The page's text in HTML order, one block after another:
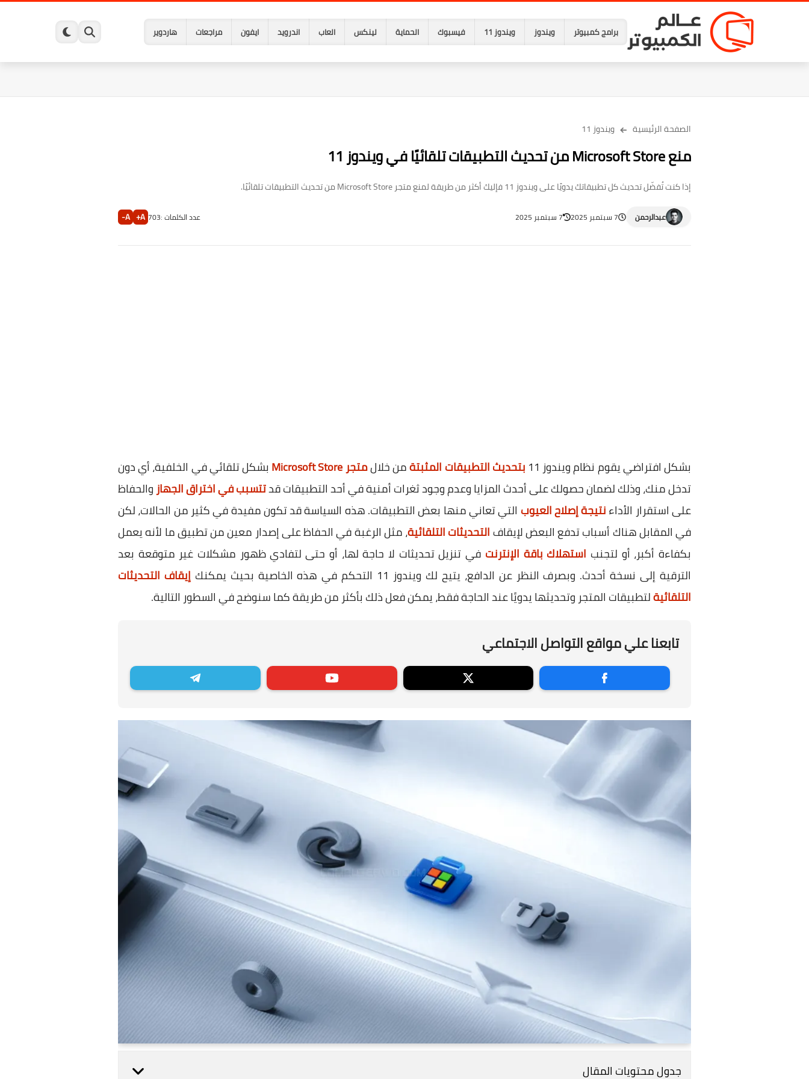
برامج كمبيوتر ويندوز ويندوز 11 فيسبوك الحماية لينكس العاب اندرويد ايفون مراجعات هاردوير
الصفحة الرئيسية ويندوز 11
منع Microsoft Store من تحديث التطبيقات تلقائيًا في ويندوز 11
إذا كنت تُفضّل تحديث كل تطبيقاتك يدويًا على ويندوز 11 فإليك أكثر من طريقة لمنع متجر Microsoft Store من تحديث التطبيقات تلقائيًا.
عبدالرحمن 7 سبتمبر 2025 7 سبتمبر 2025 عدد الكلمات :703
A+
A-
بشكل افتراضي يقوم نظام ويندوز 11 بتحديث التطبيقات المثبتةمن خلالمتجر Microsoft Store
بشكل تلقائي في الخلفية، أي دون
تدخل منك، وذلك لضمان حصولك على أحدث المزايا وعدم وجود ثغرات أمنية في أحد التطبيقات قدتتسبب في اختراق الجهازوالحفاظ
على استقرار الأداءنتيجة إصلاح العيوب التي تعاني منها بعض التطبيقات. هذه السياسة قد تكون مفيدة في كثير من الحالات، لكن
في المقابل هناك أسباب تدفع البعض لإيقافالتحديثات التلقائية، مثل الرغبة في الحفاظ على إصدار معين من تطبيق ما لأنه يعمل
بكفاءة أكبر، أو لتجنب استهلاك باقة الإنترنت في تنزيل تحديثات لا حاجة لها، أو حتى لتفادي ظهور مشكلات غير متوقعة بعد
الترقية إلى نسخة أحدث. وبصرف النظر عن الدافع، يتيح لك ويندوز 11 التحكم في هذه الخاصية بحيث يمكنك
إيقاف التحديثات
التلقائيةلتطبيقات المتجر وتحديثها يدويًا عند الحاجة فقط، يمكن فعل ذلك بأكثر من طريقة كما سنوضح في السطور التالية.
تابعنا علي مواقع التواصل الاجتماعي
جدول محتويات المقال